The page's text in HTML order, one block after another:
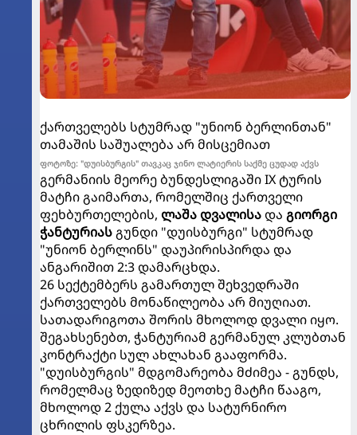
ქართველებს სტუმრად "უნიონ ბერლინთან"
თამაშის საშუალება არ მისცემიათ
ფოტოზე: "დუისბურგის" თავკაც ჯინო ლატიერის საქმე ცუდად აქვს
გერმანიის მეორე ბუნდესლიგაში IX ტურის
მატჩი გაიმართა, რომელშიც ქართველი
ფეხბურთელების, ლაშა დვალისადა გიორგი
ჭანტურიასგუნდი "დუისბურგი" სტუმრად
"უნიონ ბერლინს" დაუპირისპირდა და
ანგარიშით 2:3 დამარცხდა.
26 სექტემბერს გამართულ შეხვედრაში
ქართველებს მონაწილეობა არ მიუღიათ.
სათადარიგოთა შორის მხოლოდ დვალი იყო.
შეგახსენებთ, ჭანტურიამ გერმანულ კლუბთან
კონტრაქტი სულ ახლახან გააფორმა.
"დუისბურგის" მდგომარეობა მძიმეა - გუნდს,
რომელმაც ზედიზედ მეოთხე მატჩი წააგო,
მხოლოდ 2 ქულა აქვს და სატურნირო
ცხრილის ფსკერზეა.